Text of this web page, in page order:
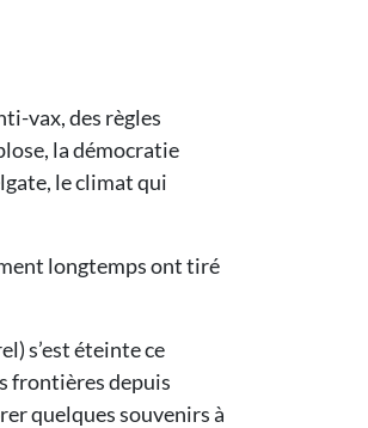
vax, des règles
la démocratie
le climat qui
longtemps ont tiré
s’est éteinte ce
frontières depuis
quelques souvenirs à